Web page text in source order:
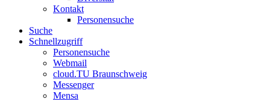
Kontakt
Personensuche
Suche
Schnellzugriff
Personensuche
Webmail
cloud.TU Braunschweig
Messenger
Mensa